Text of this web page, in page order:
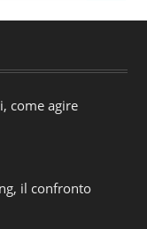
come agire
il confronto